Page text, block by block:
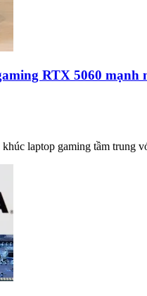
RTX 5060 mạnh
laptop gaming tầm